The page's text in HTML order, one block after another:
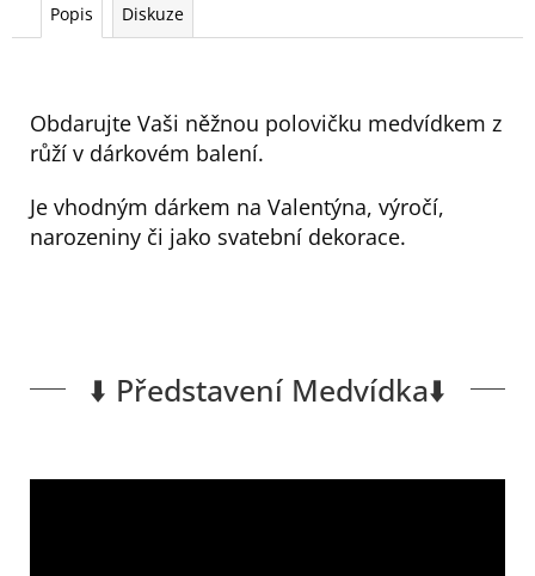
Popis Diskuze
Obdarujte Vaši něžnou polovičku medvídkem z
růží v dárkovém balení.
Je vhodným dárkem na Valentýna, výročí,
narozeniny či jako svatební dekorace.
⬇️ Představení Medvídka⬇️